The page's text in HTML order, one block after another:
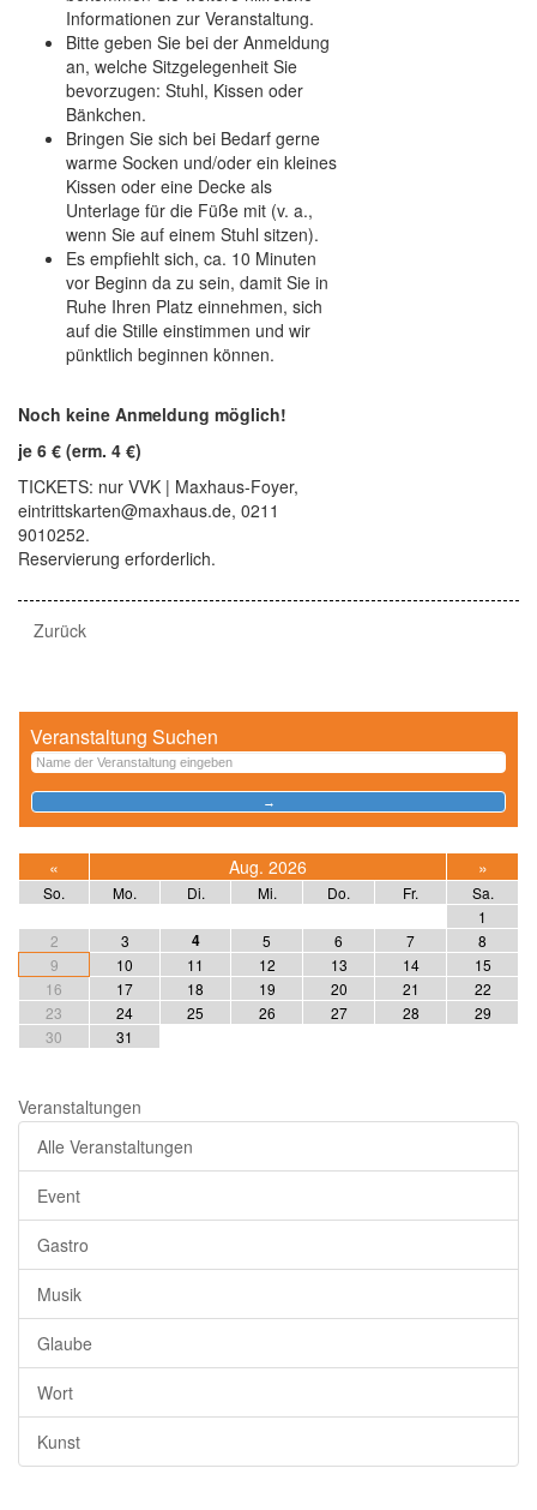
Informationen zur Veranstaltung.
Bitte geben Sie bei der Anmeldung
an, welche Sitzgelegenheit Sie
bevorzugen: Stuhl, Kissen oder
Bänkchen.
Bringen Sie sich bei Bedarf gerne
warme Socken und/oder ein kleines
Kissen oder eine Decke als
Unterlage für die Füße mit (v. a.,
wenn Sie auf einem Stuhl sitzen).
Es empfiehlt sich, ca. 10 Minuten
vor Beginn da zu sein, damit Sie in
Ruhe Ihren Platz einnehmen, sich
auf die Stille einstimmen und wir
pünktlich beginnen können.
Noch keine Anmeldung möglich!
je 6 € (erm. 4 €)
TICKETS: nur VVK | Maxhaus-Foyer,
eintrittskarten@maxhaus.de, 0211
9010252.
Reservierung erforderlich.
Zurück
Veranstaltung Suchen
« Aug. 2026 »
So. Mo. Di. Mi. Do. Fr.
Sa.
1
2
3 4 5 6 7
8
9
10 11 12 13 14
15
16
17 18 19 20 21
22
23
24 25 26 27 28
29
30
31
Veranstaltungen
Alle Veranstaltungen
Event
Gastro
Musik
Glaube
Wort
Kunst